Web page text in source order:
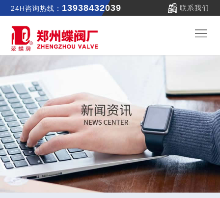
24H咨询热线： 13938432039 联系我们
郑
首
页
于
我
们
新
闻
中
产
品
公